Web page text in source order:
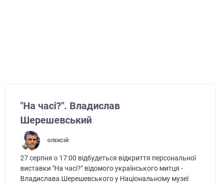
"На часі?". Владислав
Шерешевський
ОЛЕКСІЙ
27 серпня о 17:00 відбудеться відкриття персональної
виставки "На часі?" відомого українського митця -
Владислава Шерешевського у Національному музеї